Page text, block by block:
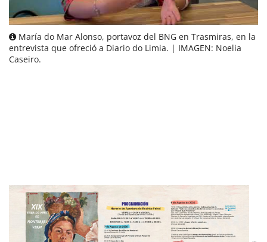
María do Mar Alonso, portavoz del BNG en Trasmiras, en la
entrevista que ofreció a Diario do Limia. | IMAGEN: Noelia
Caseiro.